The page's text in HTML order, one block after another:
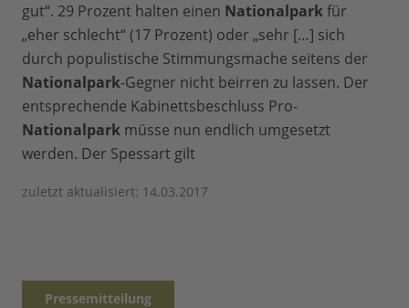
gut“. 29 Prozent halten einen Nationalparkfür
„eher schlecht“ (17 Prozent) oder „sehr […] sich
durch populistische Stimmungsmache seitens der
Nationalpark-Gegner nicht beirren zu lassen. Der
entsprechende Kabinettsbeschluss Pro-
Nationalpark müsse nun endlich umgesetzt
werden. Der Spessart gilt
zuletzt aktualisiert: 14.03.2017
Pressemitteilung